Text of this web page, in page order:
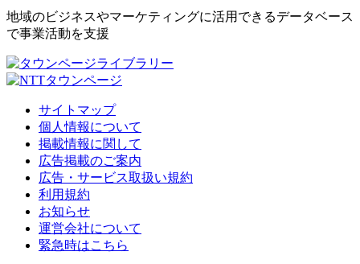
地域のビジネスやマーケティングに活用できるデータベース
で事業活動を支援
サイトマップ
個人情報について
掲載情報に関して
広告掲載のご案内
広告・サービス取扱い規約
利用規約
お知らせ
運営会社について
緊急時はこちら